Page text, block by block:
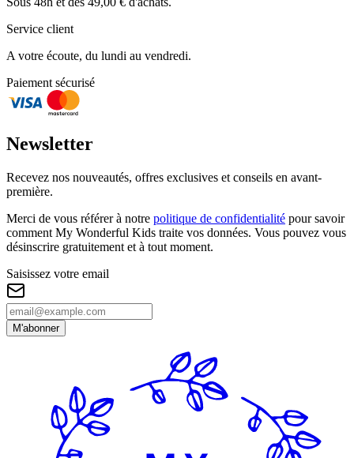
Service client
A votre écoute, du lundi au vendredi.
Paiement sécurisé
Newsletter
Recevez nos nouveautés, offres exclusives et conseils en avant-
première.
Merci de vous référer à notre politique de confidentialité pour savoir
comment My Wonderful Kids traite vos données. Vous pouvez vous
désinscrire gratuitement et à tout moment.
Saisissez votre email
M'abonner